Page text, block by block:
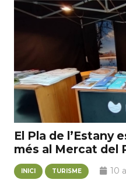
El Pla de l’Estany
més al Mercat del
INICI TURISME 10